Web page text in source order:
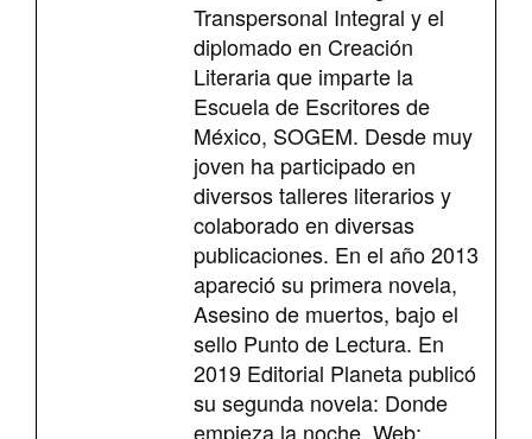
Transpersonal Integral y el
diplomado en Creación
Literaria que imparte la
Escuela de Escritores de
México, SOGEM. Desde muy
joven ha participado en
diversos talleres literarios y
colaborado en diversas
publicaciones. En el año 2013
apareció su primera novela,
Asesino de muertos, bajo el
sello Punto de Lectura. En
2019 Editorial Planeta publicó
su segunda novela: Donde
empieza la noche. Web: